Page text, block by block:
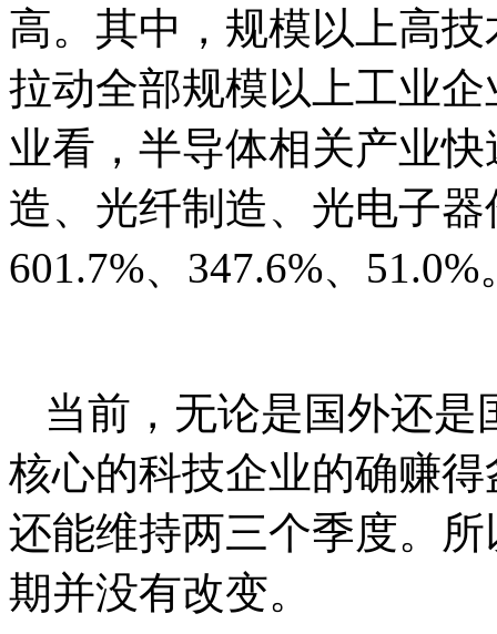
高。其中，规模以上高
拉动全部规模以上工业
业看，半导体相关产业
造、光纤制造、光电子
601.7%、347.6%、51.0%
当前，无论是国外还
核心的科技企业的确赚
还能维持两三个季度。
期并没有改变。